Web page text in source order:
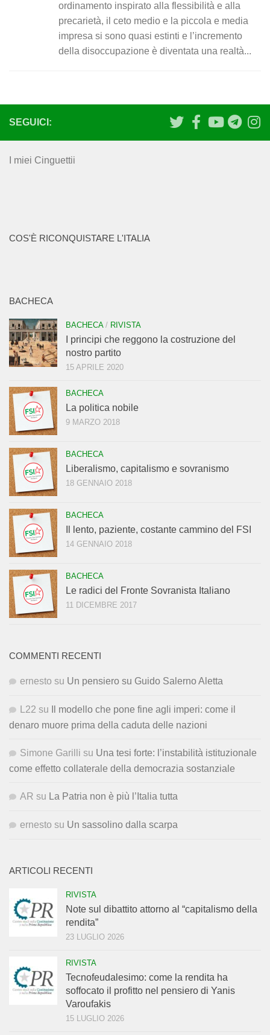
ordinamento inspirato alla flessibilità e alla
precarietà, il ceto medio e la piccola e media
impresa si sono quasi estinti e l’incremento
della disoccupazione è diventata una realtà...
SEGUICI:
I miei Cinguettii
COS'È RICONQUISTARE L'ITALIA
BACHECA
BACHECA/ RIVISTA
I principi che reggono la costruzione del
nostro partito
15 APRILE 2020
BACHECA
La politica nobile
9 MARZO 2018
BACHECA
Liberalismo, capitalismo e sovranismo
18 GENNAIO 2018
BACHECA
Il lento, paziente, costante cammino del FSI
14 GENNAIO 2018
BACHECA
Le radici del Fronte Sovranista Italiano
11 DICEMBRE 2017
COMMENTI RECENTI
ernesto su Un pensiero su Guido Salerno Aletta
L22 su
Il modello che pone fine agli imperi: come il
denaro muore prima della caduta delle nazioni
Simone Garilli su Una tesi forte: l’instabilità istituzionale
come effetto collaterale della democrazia sostanziale
AR su La Patria non è più l’Italia tutta
ernesto su Un sassolino dalla scarpa
ARTICOLI RECENTI
RIVISTA
Note sul dibattito attorno al “capitalismo della
rendita”
23 LUGLIO 2026
RIVISTA
Tecnofeudalesimo: come la rendita ha
soffocato il profitto nel pensiero di Yanis
Varoufakis
15 LUGLIO 2026